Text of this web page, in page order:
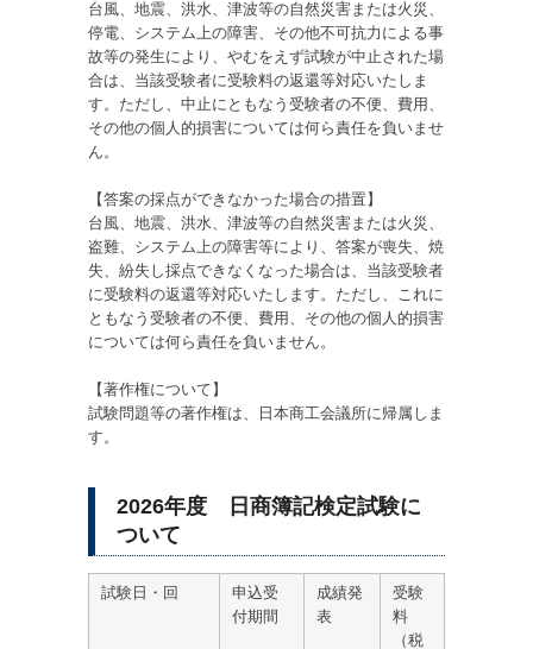
台風、地震、洪水、津波等の自然災害または火災、
停電、システム上の障害、その他不可抗力による事
故等の発生により、やむをえず試験が中止された場
合は、当該受験者に受験料の返還等対応いたしま
す。ただし、中止にともなう受験者の不便、費用、
その他の個人的損害については何ら責任を負いませ
ん。
【答案の採点ができなかった場合の措置】
台風、地震、洪水、津波等の自然災害または火災、
盗難、システム上の障害等により、答案が喪失、焼
失、紛失し採点できなくなった場合は、当該受験者
に受験料の返還等対応いたします。ただし、これに
ともなう受験者の不便、費用、その他の個人的損害
については何ら責任を負いません。
【著作権について】
試験問題等の著作権は、日本商工会議所に帰属しま
す。
2026年度 日商簿記検定試験に
ついて
試験日・回
申込受
付期間
成績発
表
受験
料
（税